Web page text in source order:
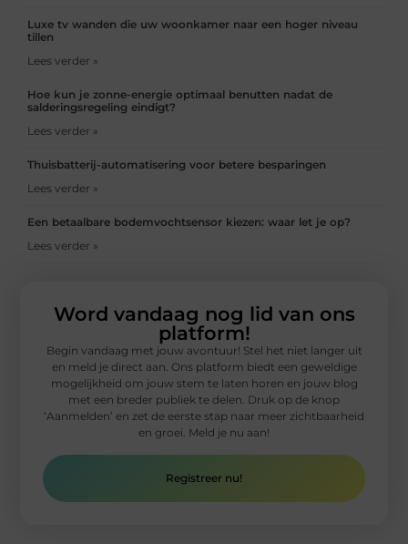
Luxe tv wanden die uw woonkamer naar een hoger niveau
tillen
Lees verder »
Hoe kun je zonne-energie optimaal benutten nadat de
salderingsregeling eindigt?
Lees verder »
Thuisbatterij-automatisering voor betere besparingen
Lees verder »
Een betaalbare bodemvochtsensor kiezen: waar let je op?
Lees verder »
Word vandaag nog lid van ons
platform!
Begin vandaag met jouw avontuur! Stel het niet langer uit
en meld je direct aan. Ons platform biedt een geweldige
mogelijkheid om jouw stem te laten horen en jouw blog
met een breder publiek te delen. Druk op de knop
‘Aanmelden’ en zet de eerste stap naar meer zichtbaarheid
en groei. Meld je nu aan!
Registreer nu!